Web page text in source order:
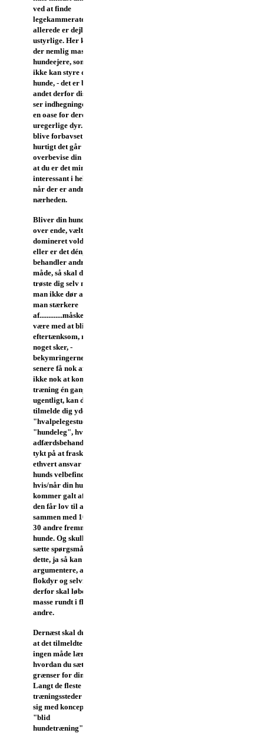
ved at finde
legekammerater, som
allerede er dejlig godt
ustyrlige. Her kommer
der nemlig masser af
hundeejere, som heller
ikke kan styre deres
hunde, - det er blandt
andet derfor disse ejere
ser indhegningerne som
en oase for deres
uregerlige dyr.
blive forbavset over, hvor
hurtigt det går at
overbevise din hund om,
at du er det mindst
interessant i hele verden,
når der er andre hunde i
nærheden.
Bliver din hund løbet
over ende, væltet eller
domineret voldsomt, -
eller er det dén, som
behandler andre på den
måde, så skal du da bare
trøste dig selv med, at det
man ikke dør af, bliver
man stærkere
af.............måske.
være med at bliv
eftertænksom, når sådan
noget sker, -
bekymringerne skal du
senere få nok af.
ikke nok at komme til
træning én gang
ugentligt, kan du jo altid
tilmelde dig yderligere en
"hvalpelegestue" eller
"hundeleg", hvor bl.a.
adfærdsbehandlere tjener
tykt på at fraskrive sig
ethvert ansvar for din
hunds velbefindende,
hvis/når din hund
kommer galt afsted, mens
den får lov til at løbe løs
sammen med 10, 20 eller
30 andre fremmede
hunde. Og skulle nogle
sætte spørgsmålstegn ved
dette, ja så kan du jo altid
argumentere, at hunde er
flokdyr og selvfølgelig
derfor skal løbe en hel
masse rundt i flok med
andre.
Dernæst skal du sikre dig,
at det tilmeldte kursus på
ingen måde lærer dig,
hvordan du sætter
grænser for din hund.
Langt de fleste
træningssteder lancerer
sig med koncepter så som
"blid
hundetræning"/"positiv